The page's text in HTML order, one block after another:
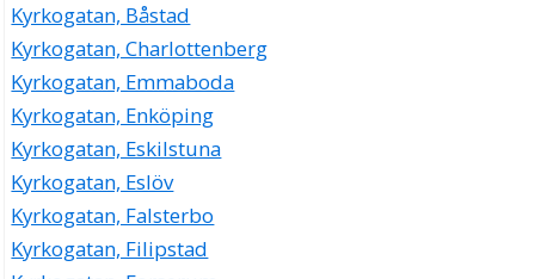
Kyrkogatan, Båstad
Kyrkogatan, Charlottenberg
Kyrkogatan, Emmaboda
Kyrkogatan, Enköping
Kyrkogatan, Eskilstuna
Kyrkogatan, Eslöv
Kyrkogatan, Falsterbo
Kyrkogatan, Filipstad